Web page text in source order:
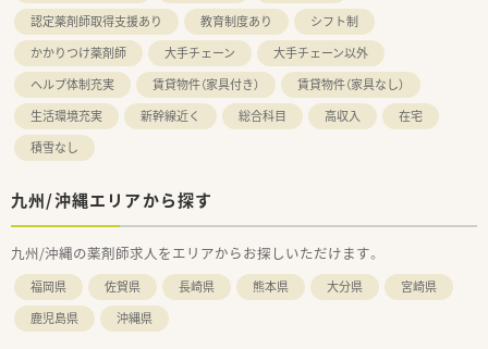
認定薬剤師取得支援あり
教育制度あり
シフト制
かかりつけ薬剤師
大手チェーン
大手チェーン以外
ヘルプ体制充実
賃貸物件（家具付き）
賃貸物件（家具なし）
生活環境充実
新幹線近く 総合科目 高収入
在宅
積雪なし
九州/沖縄エリアから探す
九州/沖縄の薬剤師求人をエリアからお探しいただけます。
福岡県 佐賀県 長崎県 熊本県 大分県
宮崎県
鹿児島県
沖縄県